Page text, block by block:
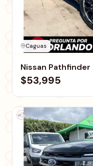
Caguas
Nissan
$53,995